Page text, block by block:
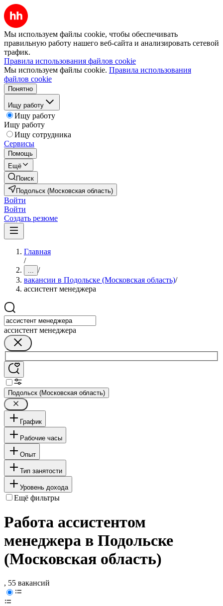
Мы используем файлы cookie, чтобы обеспечивать
правильную работу нашего веб-сайта и анализировать сетевой
трафик.
Правила использования файлов cookie
Мы используем файлы cookie. Правила использования
файлов cookie
Понятно
Ищу работу
Ищу работу
Ищу работу
Ищу сотрудника
Сервисы
Помощь
Ещё
Поиск
Подольск (Московская область)
Войти
Войти
Создать резюме
Главная
/
... /
вакансии в Подольске (Московская область)/
ассистент менеджера
ассистент менеджера
Подольск (Московская область)
График
Рабочие часы
Опыт
Тип занятости
Уровень дохода
Ещё фильтры
Работа ассистентом
менеджера в Подольске
(Московская область)
, 55 вакансий